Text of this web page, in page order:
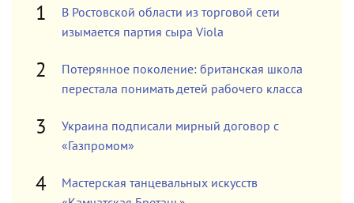
В Ростовской области из торговой сети
изымается партия сыра Viola
Потерянное поколение: британская школа
перестала понимать детей рабочего класса
Украина подписали мирный договор с
«Газпромом»
Мастерская танцевальных искусств